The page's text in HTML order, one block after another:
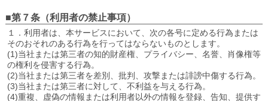
■第７条（利用者の禁止事項）
１．利用者は、本サービスにおいて、次の各号に定める行為または
そのおそれのある行為を行ってはならないものとします。
(1)当社または第三者の知的財産権、プライバシー、名誉、肖像権等
の権利を侵害する行為。
(2)当社または第三者を差別、批判、攻撃または誹謗中傷する行為。
(3)当社または第三者に対して、不利益を与える行為。
(4)重複、虚偽の情報または利用者以外の情報を登録、告知、提供す